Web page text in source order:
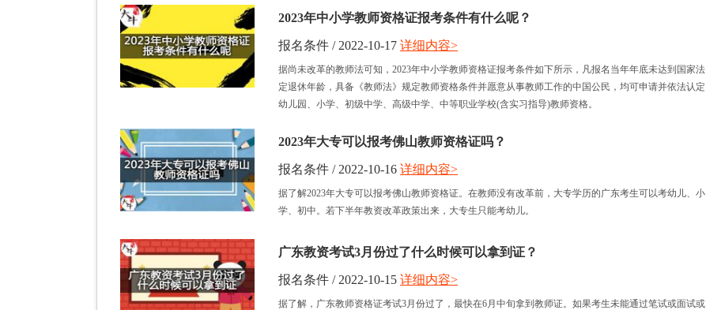
2023年中小学教师资格证报考条件有什么呢？
报名条件 / 2022-10-17
据尚未改革的教师法可知，2023年中小学教师资格证报考条件如下所示，凡报名当年年底未达到国家法
定退休年龄，具备《教师法》规定教师资格条件并愿意从事教师工作的中国公民，均可申请并依法认定
幼儿园、小学、初级中学、高级中学、中等职业学校(含实习指导)教师资格。
详细内容>
2023年大专可以报考佛山教师资格证吗？
报名条件 / 2022-10-16
据了解2023年大专可以报考佛山教师资格证。在教师没有改革前，大专学历的广东考生可以考幼儿、小
学、初中。若下半年教资改革政策出来，大专生只能考幼儿。
详细内容>
广东教资考试3月份过了什么时候可以拿到证？
报名条件 / 2022-10-15
据了解，广东教师资格证考试3月份过了，最快在6月中旬拿到教师证。如果考生未能通过笔试或面试或
详细内容>
资格认定